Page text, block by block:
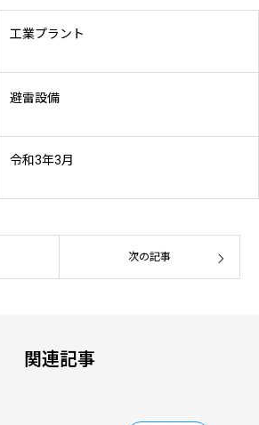
工業プラント
避雷設備
令和3年3月
次の記事
関連記事